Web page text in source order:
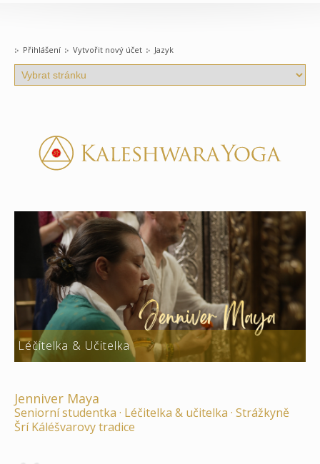
Přihlášení Vytvořit nový účet Jazyk
Léčitelka & Učitelka
Jenniver Maya
Seniorní studentka · Léčitelka & učitelka · Strážkyně
Šrí Káléšvarovy tradice